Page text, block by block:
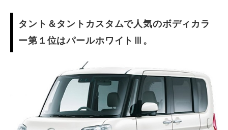
タント＆タントカスタムで人気のボディカラ
ー第１位はパールホワイトⅢ。